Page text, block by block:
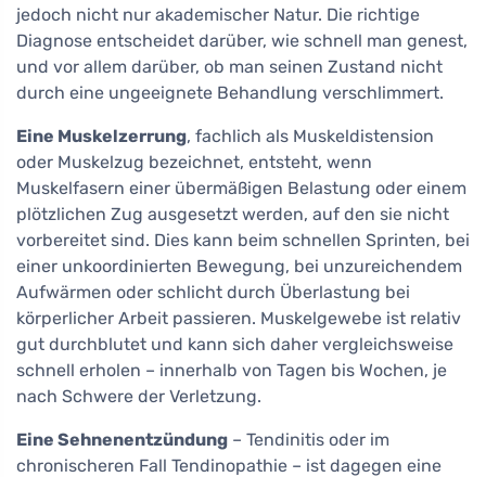
jedoch nicht nur akademischer Natur. Die richtige
Diagnose entscheidet darüber, wie schnell man genest,
und vor allem darüber, ob man seinen Zustand nicht
durch eine ungeeignete Behandlung verschlimmert.
Eine Muskelzerrung, fachlich als Muskeldistension
oder Muskelzug bezeichnet, entsteht, wenn
Muskelfasern einer übermäßigen Belastung oder einem
plötzlichen Zug ausgesetzt werden, auf den sie nicht
vorbereitet sind. Dies kann beim schnellen Sprinten, bei
einer unkoordinierten Bewegung, bei unzureichendem
Aufwärmen oder schlicht durch Überlastung bei
körperlicher Arbeit passieren. Muskelgewebe ist relativ
gut durchblutet und kann sich daher vergleichsweise
schnell erholen – innerhalb von Tagen bis Wochen, je
nach Schwere der Verletzung.
Eine Sehnenentzündung – Tendinitis oder im
chronischeren Fall Tendinopathie – ist dagegen eine